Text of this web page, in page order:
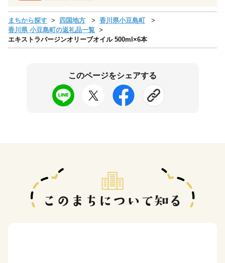
まちから探す 四国地方
香川県小豆島町
香川県 小豆島町の返礼品一覧
エキストラバージンオリーブオイル 500ml×6本
このページをシェアする